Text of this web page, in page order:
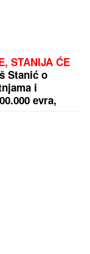
STANIJA ĆE
Stanić o
i
evra,